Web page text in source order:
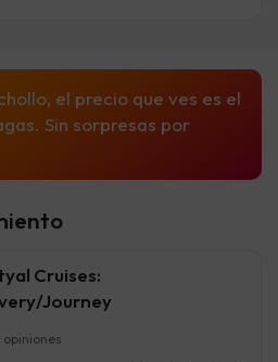
el precio que ves es el
Sin sorpresas por
Cruises:
Journey
opiniones